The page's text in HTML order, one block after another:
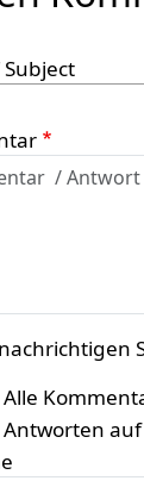
Alle
Antworten